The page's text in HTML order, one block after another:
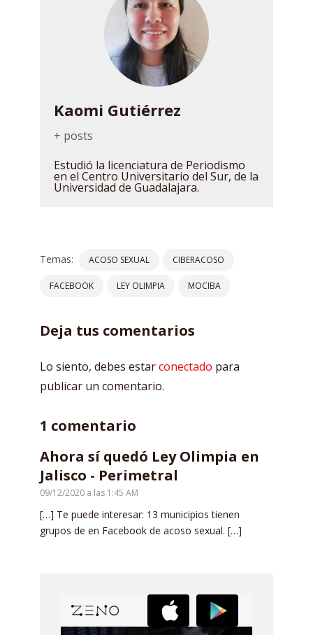
Kaomi Gutiérrez
+ posts
Estudió la licenciatura de Periodismo
en el Centro Universitario del Sur, de la
Universidad de Guadalajara.
Temas: ACOSO SEXUAL CIBERACOSO
FACEBOOK LEY OLIMPIA MOCIBA
Deja tus comentarios
Lo siento, debes estarconectado para
publicar un comentario.
1 comentario
Ahora sí quedó Ley Olimpia en
Jalisco - Perimetral
09/12/2020 a las 1:45 AM
[…] Te puede interesar: 13 municipios tienen
grupos de en Facebook de acoso sexual. […]